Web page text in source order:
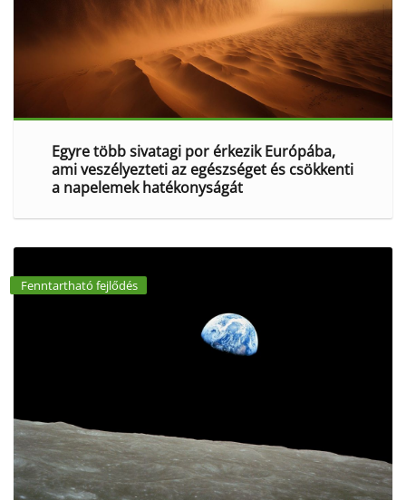
Egyre több sivatagi por érkezik Európába,
ami veszélyezteti az egészséget és csökkenti
a napelemek hatékonyságát
Fenntartható fejlődés